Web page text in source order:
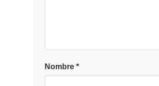
Nombre *